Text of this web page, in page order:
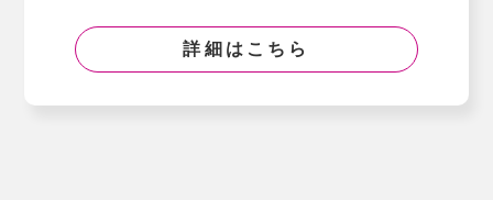
詳細はこちら